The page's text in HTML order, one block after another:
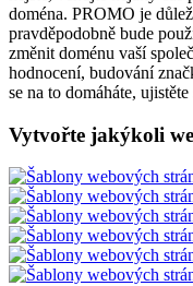
doména. PROMO je
pravděpodobně bude
změnit doménu vaší
hodnocení, budování
se na to domáháte,
Vytvořte jakýkoli